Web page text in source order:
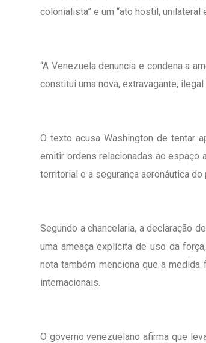
colonialista” e um “ato hostil, unilateral
“A Venezuela denuncia e condena a
constitui uma nova, extravagante,
O texto acusa Washington de tentar
emitir ordens relacionadas ao espaço
territorial e a segurança aeronáutica do
Segundo a chancelaria, a declaração
uma ameaça explícita de uso da
nota também menciona que a
internacionais.
O governo venezuelano afirma que